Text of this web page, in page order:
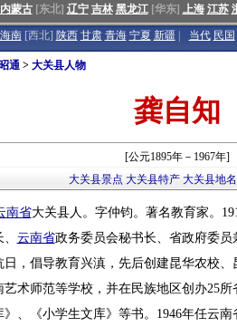
内蒙古[东北] 辽宁 吉林 黑龙江[华东] 上海 江苏
海南[西北] 陕西 甘肃 青海 宁夏 新疆 当代 民国
昭通> 大关县人物
龚自知
[公元1895年－1967年]
大关县景点 大关县特产 大关县地
南省大关县人。字仲钧。著名教育家。
云南省政务委员会秘书长、省政府委员
，倡导教育兴滇，先后创建昆华农校
术师范等学校，并在民族地区创办25
》、《小学生文库》等书。1946年任云